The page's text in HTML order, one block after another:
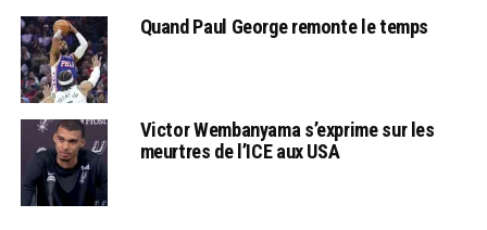
Quand Paul George remonte le temps
Victor Wembanyama s’exprime sur les
meurtres de l’ICE aux USA